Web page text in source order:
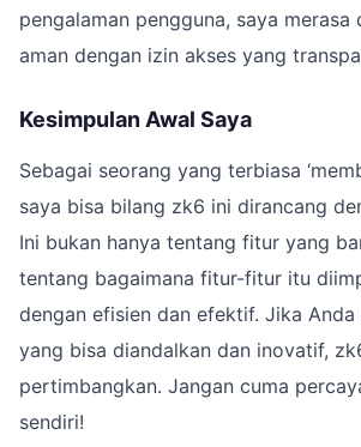
pengalaman pengguna, saya merasa
aman dengan izin akses yang
Kesimpulan Awal Saya
Sebagai seorang yang terbiasa
saya bisa bilang zk6 ini dirancang
Ini bukan hanya tentang fitur yang
tentang bagaimana fitur-fitur itu
dengan efisien dan efektif. Jika
yang bisa diandalkan dan inovatif,
pertimbangkan. Jangan cuma
sendiri!